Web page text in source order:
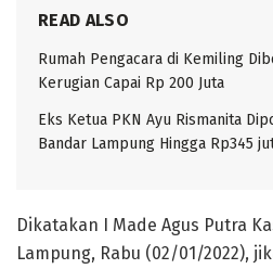
READ ALSO
Rumah Pengacara di Kemiling
Kerugian Capai Rp 200 Juta
Eks Ketua PKN Ayu Rismanita
Bandar Lampung Hingga Rp345
Dikatakan I Made Agus Putra
Lampung, Rabu (02/01/2022),